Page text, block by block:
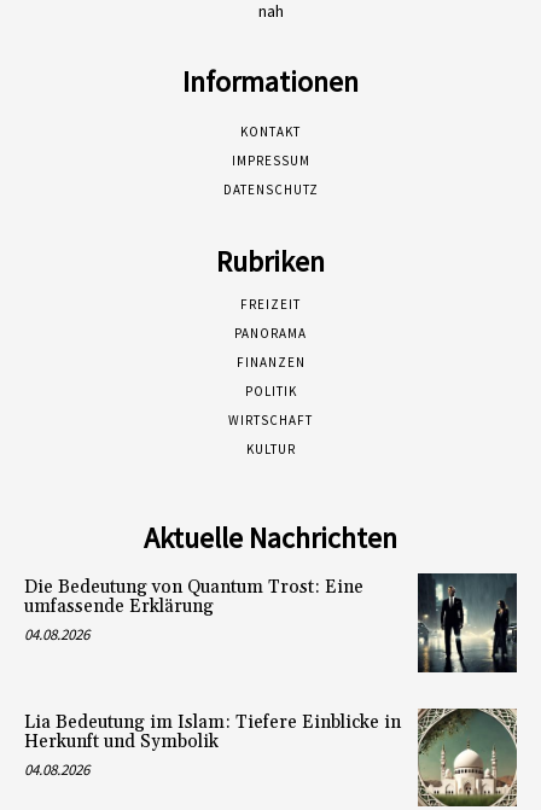
nah
Informationen
KONTAKT
IMPRESSUM
DATENSCHUTZ
Rubriken
FREIZEIT
PANORAMA
FINANZEN
POLITIK
WIRTSCHAFT
KULTUR
Aktuelle Nachrichten
Die Bedeutung von Quantum Trost: Eine
umfassende Erklärung
04.08.2026
Lia Bedeutung im Islam: Tiefere Einblicke in
Herkunft und Symbolik
04.08.2026